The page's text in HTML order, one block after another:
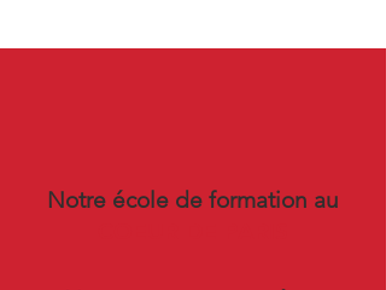
Notre école de formation au